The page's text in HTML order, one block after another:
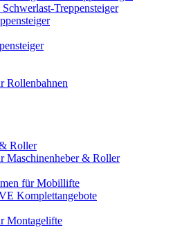
Treppensteiger
Rollenbahnen
Roller
Maschinenheber & Roller
für Mobillifte
Komplettangebote
Montagelifte